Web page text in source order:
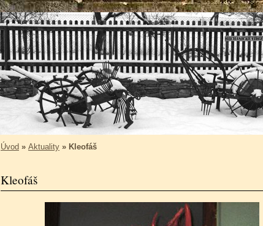
Úvod » Aktuality » Kleofáš
Kleofáš